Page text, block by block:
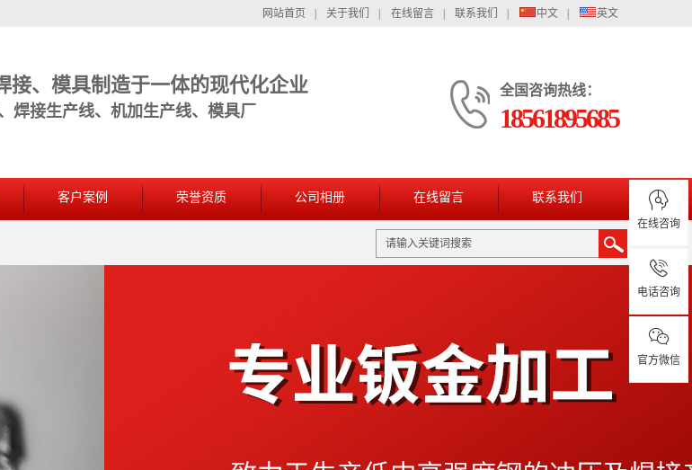
网站首页 关于我们 在线留言 联系我们 中文 英文
接、模具制造于一体的现代化企业
焊接生产线、机加生产线、模具厂
全国咨询热线：
18561895685
客户案例 荣誉资质 公司相册 在线留言 联系我们
在线咨询
电话咨询
官方微信